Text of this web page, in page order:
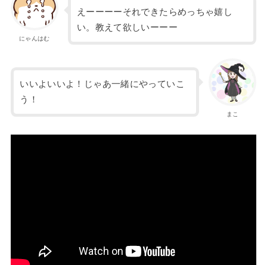
にゃんはむ
えーーーーそれできたらめっちゃ嬉し
い。教えて欲しいーーー
まこ
いいよいいよ！じゃあ一緒にやっていこ
う！